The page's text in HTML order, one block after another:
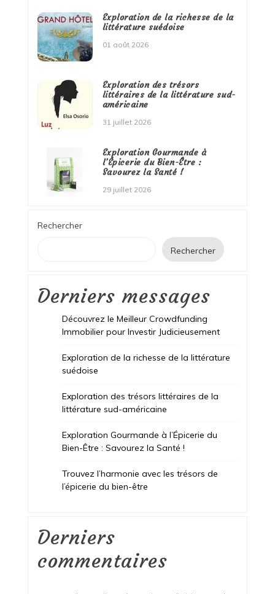
Exploration de la richesse de la
littérature suédoise
01 août 2026
Exploration des trésors
littéraires de la littérature sud-
américaine
31 juillet 2026
Exploration Gourmande à
l’Épicerie du Bien-Être :
Savourez la Santé !
29 juillet 2026
Rechercher
Rechercher
Derniers messages
Découvrez le Meilleur Crowdfunding
Immobilier pour Investir Judicieusement
Exploration de la richesse de la littérature
suédoise
Exploration des trésors littéraires de la
littérature sud-américaine
Exploration Gourmande à l’Épicerie du
Bien-Être : Savourez la Santé !
Trouvez l’harmonie avec les trésors de
l’épicerie du bien-être
Derniers
commentaires